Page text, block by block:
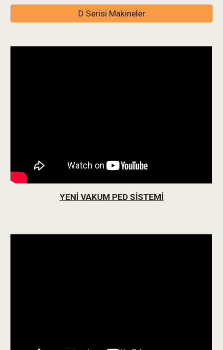
D Serisi Makineler
YENİ VAKUM PED SİSTEMİ